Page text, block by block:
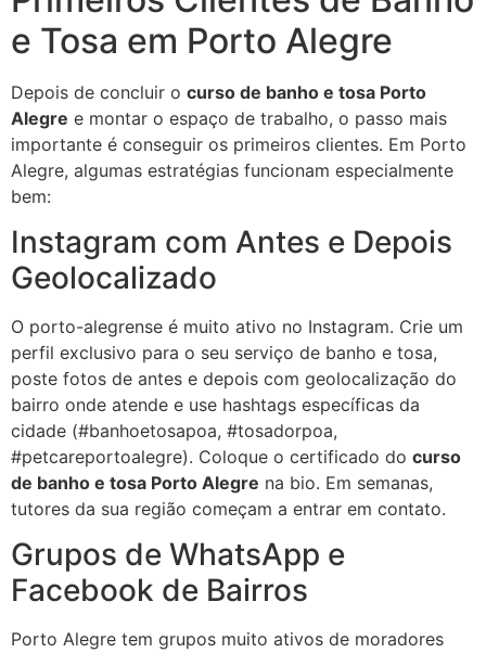
e Tosa em Porto Alegre
Depois de concluir o curso de banho e tosa Porto
Alegre e montar o espaço de trabalho, o passo mais
importante é conseguir os primeiros clientes. Em Porto
Alegre, algumas estratégias funcionam especialmente
bem:
Instagram com Antes e Depois
Geolocalizado
O porto-alegrense é muito ativo no Instagram. Crie um
perfil exclusivo para o seu serviço de banho e tosa,
poste fotos de antes e depois com geolocalização do
bairro onde atende e use hashtags específicas da
cidade (#banhoetosapoa, #tosadorpoa,
#petcareportoalegre). Coloque o certificado do curso
de banho e tosa Porto Alegre na bio. Em semanas,
tutores da sua região começam a entrar em contato.
Grupos de WhatsApp e
Facebook de Bairros
Porto Alegre tem grupos muito ativos de moradores